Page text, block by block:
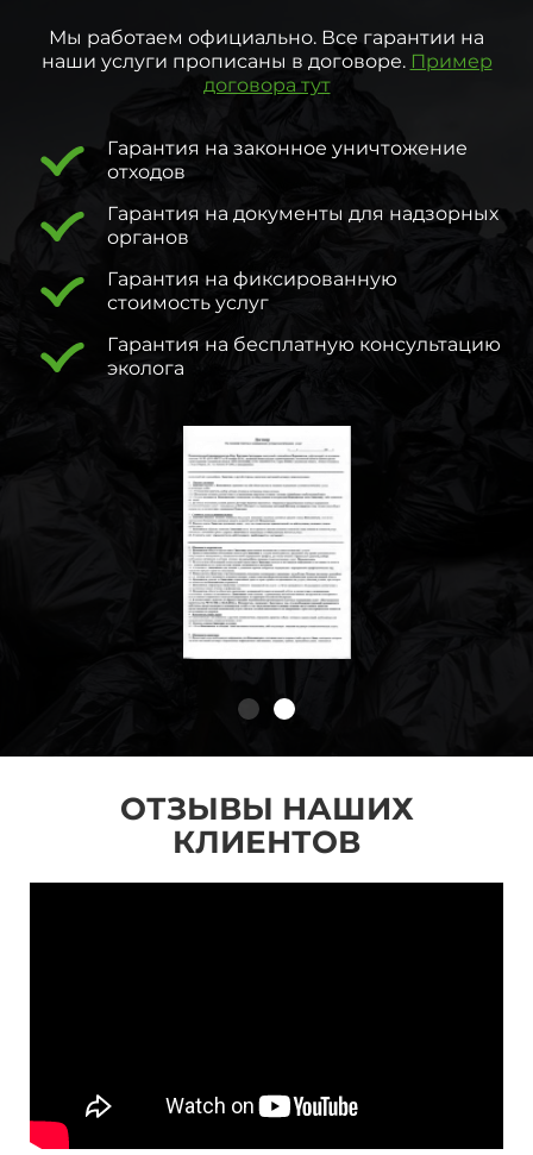
Мы работаем официально. Все гарантии на
наши услуги прописаны в договоре. Пример
договора тут
Гарантия на законное уничтожение
отходов
Гарантия на документы для надзорных
органов
Гарантия на фиксированную
стоимость услуг
Гарантия на бесплатную консультацию
эколога
ОТЗЫВЫ НАШИХ
КЛИЕНТОВ